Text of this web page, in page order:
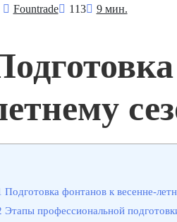
Fоuntrade 113 9 мин.
Подготовка фонтанов к весенне-
Этапы профессиональной